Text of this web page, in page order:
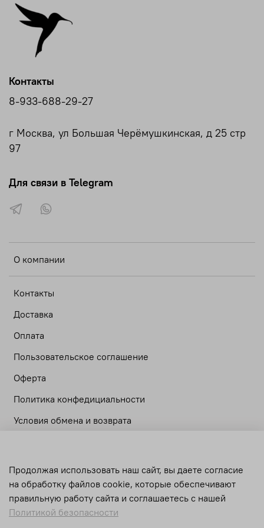
О компании
Контакты
Доставка
Оплата
Пользовательское соглашение
Оферта
Политика конфедициальности
Условия обмена и возврата
Корзина
Сравнение
Контакты
8-933-688-29-27
г Москва, ул Большая Черёмушкинская, д 25 стр
97
Для связи в Telegram
Продолжая использовать наш сайт, вы даете согласие
на обработку файлов cookie, которые обеспечивают
правильную работу сайта и соглашаетесь с нашей
Политикой безопасности